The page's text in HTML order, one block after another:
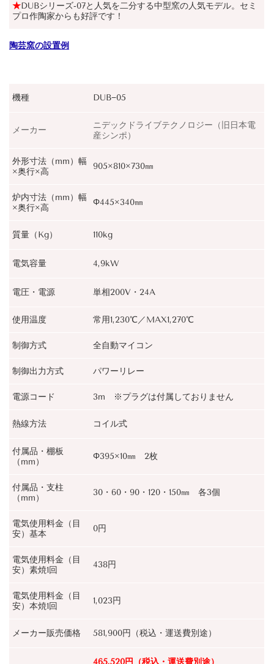
★DUBシリーズ‐07と人気を二分する中型窯の人気モデル。セミ
プロ作陶家からも好評です！
陶芸窯の設置例
機種 DUB−05
メーカー
ニデックドライブテクノロジー（旧日本電
産シンポ）
外形寸法（mm）幅
×奥行×高
905×810×730㎜
炉内寸法（mm）幅
×奥行×高
Φ445×340㎜
質量（Kg） 110kg
電気容量 4,9kW
電圧・電源 単相200V・24A
使用温度 常用1,230℃／MAX1,270℃
制御方式 全自動マイコン
制御出力方式 パワーリレー
電源コード 3m ※プラグは付属しておりません
熱線方法 コイル式
付属品・棚板
（mm）
Φ395×10㎜ 2枚
付属品・支柱
（mm）
30・60・90・120・150㎜ 各3個
電気使用料金（目
安）基本
0円
電気使用料金（目
安）素焼1回
438円
電気使用料金（目
安）本焼1回
1,023円
メーカー販売価格 581,900円（税込・運送費別途）
465,520円 （税込・運送費別途）